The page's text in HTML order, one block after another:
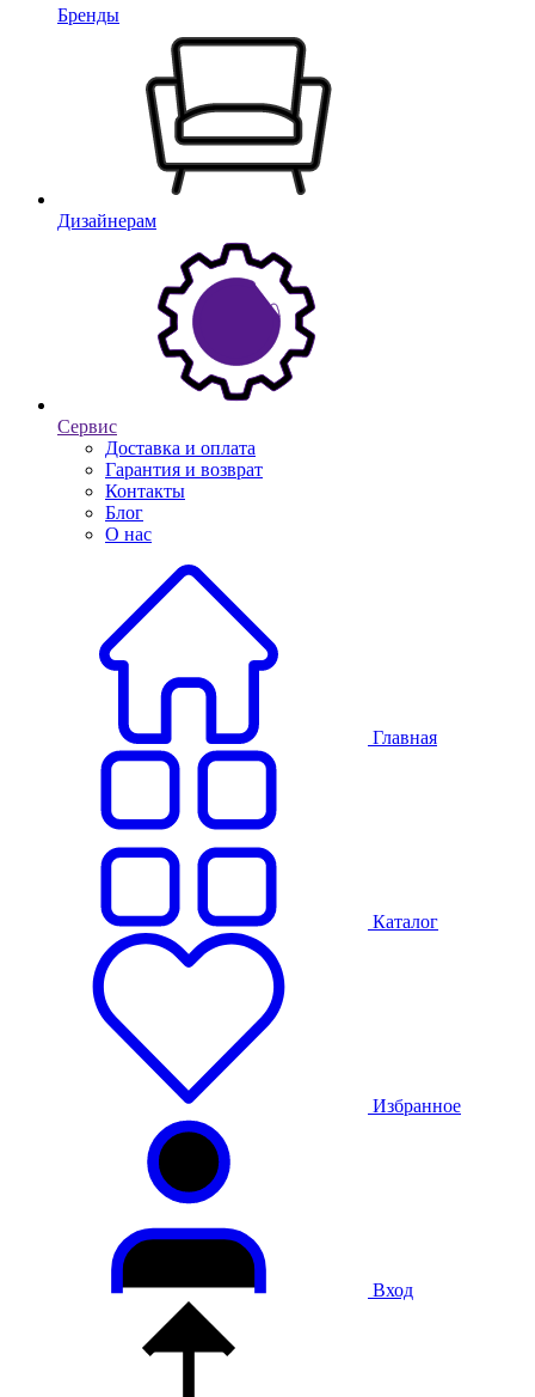
Бренды
Дизайнерам
Сервис
Доставка и оплата
Гарантия и возврат
Контакты
Блог
О нас
Главная
Каталог
Избранное
Вход